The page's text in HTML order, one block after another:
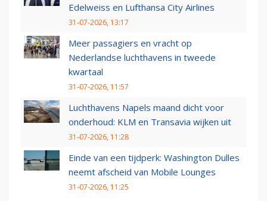
Edelweiss en Lufthansa City Airlines
31-07-2026, 13:17
Meer passagiers en vracht op
Nederlandse luchthavens in tweede
kwartaal
31-07-2026, 11:57
Luchthavens Napels maand dicht voor
onderhoud: KLM en Transavia wijken uit
31-07-2026, 11:28
Einde van een tijdperk: Washington Dulles
neemt afscheid van Mobile Lounges
31-07-2026, 11:25